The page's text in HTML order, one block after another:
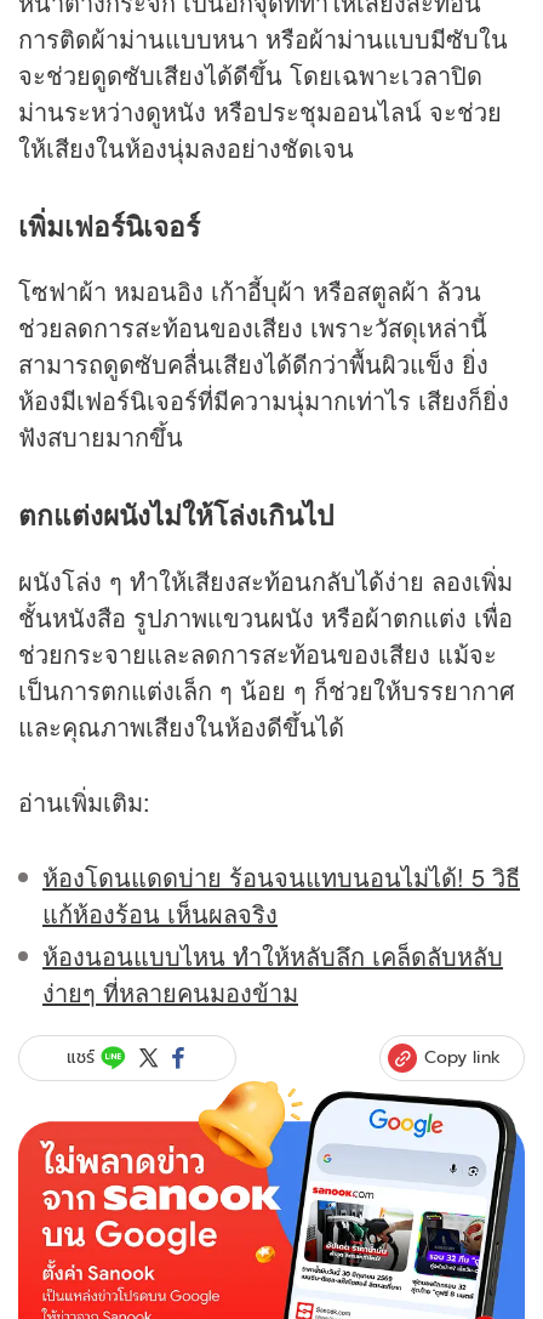
การติดผ้าม่านแบบหนา หรือผ้าม่านแบบมีซับใน
จะช่วยดูดซับเสียงได้ดีขึ้น โดยเฉพาะเวลาปิด
ม่านระหว่างดูหนัง หรือประชุมออนไลน์ จะช่วย
ให้เสียงในห้องนุ่มลงอย่างชัดเจน
เพิ่มเฟอร์นิเจอร์
โซฟาผ้า หมอนอิง เก้าอี้บุผ้า หรือสตูลผ้า ล้วน
ช่วยลดการสะท้อนของเสียง เพราะวัสดุเหล่านี้
สามารถดูดซับคลื่นเสียงได้ดีกว่าพื้นผิวแข็ง ยิ่ง
ห้องมีเฟอร์นิเจอร์ที่มีความนุ่มากเท่าไร เสียงก็ยิ่ง
ฟังสบายมากขึ้น
ตกแต่งผนังไม่ให้โล่งเกินไป
ผนังโล่ง ๆ ทำให้เสียงสะท้อนกลับได้ง่าย ลองเพิ่ม
ชั้นหนังสือ รูปภาพแขวนผนัง หรือผ้าตกแต่ง เพื่อ
ช่วยกระจายและลดการสะท้อนของเสียง แม้จะ
เป็นการตกแต่งเล็ก ๆ น้อย ๆ ก็ช่วยให้บรรยากาศ
และคุณภาพเสียงในห้องดีขึ้นได้
อ่านเพิ่มเติม:
ห้องโดนแดดบ่าย ร้อนจนแทบนอนไม่ได้! 5 วิธี
แก้ห้องร้อน เห็นผลจริง
ห้องนอนแบบไหน ทำให้หลับลึก เคล็ดลับหลับ
ง่ายๆ ที่หลายคนมองข้าม
แชร์ Copy link